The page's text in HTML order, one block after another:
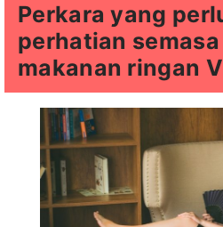
Perkara yang
perhatian
makanan ringan